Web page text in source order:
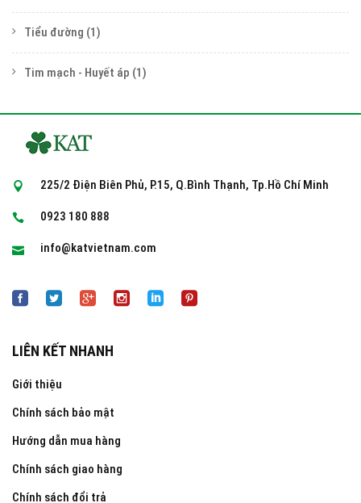
Tiểu đường (1)
Tim mạch - Huyết áp (1)
225/2 Điện Biên Phủ, P.15, Q.Bình Thạnh, Tp.Hồ Chí Minh
0923 180 888
info@katvietnam.com
LIÊN KẾT NHANH
Giới thiệu
Chính sách bảo mật
Hướng dẫn mua hàng
Chính sách giao hàng
Chính sách đổi trả